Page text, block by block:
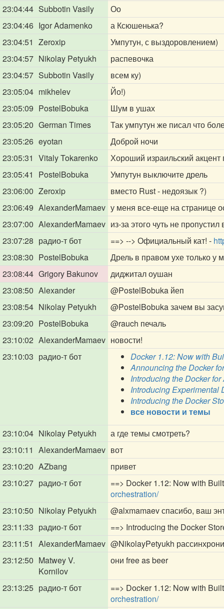
23:04:44 Subbotin Vasily
Оо
23:04:46 Igor Adamenko
а Ксюшенька?
23:04:51 Zeroxip
Умпутун, с выздоровлением)
23:04:57 Nikolay Petyukh
распевочка
23:04:57 Subbotin Vasily
всем ку)
23:05:04 mikhelev
Йо!)
23:05:09 PostelBobuka
Шум в ушах
23:05:20 German Times
Так умпутун же писал что
23:05:26 eyotan
Доброй ночи
23:05:31 Vitaly Tokarenko
Хороший израильский акцент
23:05:41
PostelBobuka
Умпутун выключите дрель
23:06:00 Zeroxip
вместо Rust - недоязык ?)
23:06:49 AlexanderMamaev у меня все-еще на странице
23:07:00 AlexanderMamaev из-за этого чуть не пропустил
23:07:28 радио-т бот ==> --> Официальный кат! -
23:08:30 PostelBobuka
Дрель в правом ухе только у
23:08:44 Grigory Bakunov
диджитал оушан
23:08:50 Alexander @PostelBobuka йеп
23:08:54 Nikolay Petyukh @PostelBobukaзачем вы
23:09:20 PostelBobuka @rauch печаль
23:10:02 AlexanderMamaev новости!
23:10:03 радио-т бот
Docker 1.12: Now with
Announcing the Docker
Introducing the Docker
Introducing Experimental
Introducing the Docker
все новости и темы
23:10:04 Nikolay Petyukh
а где темы смотреть?
23:10:11 AlexanderMamaev вот
23:10:20 AZbang
привет
23:10:27 радио-т бот
==> Docker 1.12: Now with
orchestration/
23:10:50 Nikolay Petyukh @alxmamaevспасибо, ваш
23:11:33 радио-т бот
==> Introducing the Docker
23:11:51 AlexanderMamaev @NikolayPetyukh
23:12:50 Matwey V.
Kornilov
они free as beer
23:13:25 радио-т бот
==> Docker 1.12: Now with
orchestration/